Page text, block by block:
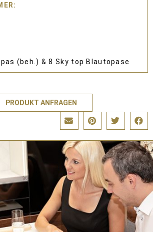
(beh.) & 8 Sky top Blautopase
PRODUKT ANFRAGEN